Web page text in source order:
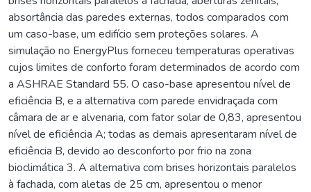
absortância das paredes externas, todos comparados com
um caso-base, um edifício sem proteções solares. A
simulação no EnergyPlus forneceu temperaturas operativas
cujos limites de conforto foram determinados de acordo com
a ASHRAE Standard 55. O caso-base apresentou nível de
eficiência B, e a alternativa com parede envidraçada com
câmara de ar e alvenaria, com fator solar de 0,83, apresentou
nível de eficiência A; todas as demais apresentaram nível de
eficiência B, devido ao desconforto por frio na zona
bioclimática 3. A alternativa com brises horizontais paralelos
à fachada, com aletas de 25 cm, apresentou o menor